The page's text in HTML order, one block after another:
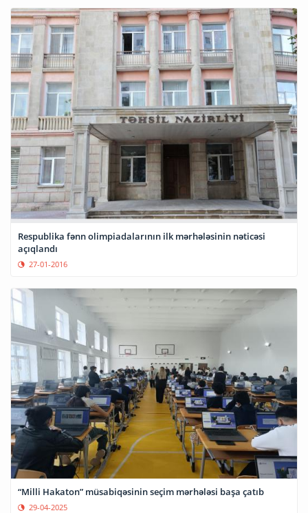
Respublika fənn olimpiadalarının ilk mərhələsinin nəticəsi
açıqlandı
27-01-2016
“Milli Hakaton” müsabiqəsinin seçim mərhələsi başa çatıb
29-04-2025